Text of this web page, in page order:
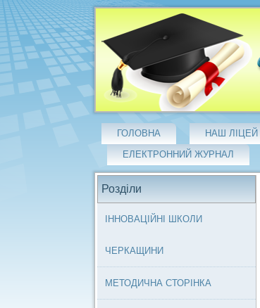
ГОЛОВНА НАШ ЛІЦЕЙ
ЕЛЕКТРОННИЙ ЖУРНАЛ
Розділи
ІННОВАЦІЙНІ ШКОЛИ
ЧЕРКАЩИНИ
МЕТОДИЧНА СТОРІНКА